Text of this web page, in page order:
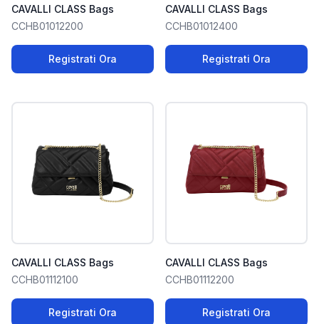
CAVALLI CLASS Bags
CCHB01012200
Registrati Ora
CAVALLI CLASS Bags
CCHB01012400
Registrati Ora
CAVALLI CLASS Bags
CCHB01112100
Registrati Ora
CAVALLI CLASS Bags
CCHB01112200
Registrati Ora